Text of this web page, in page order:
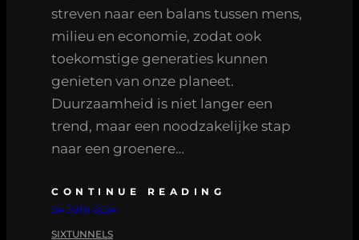
streven naar een balans tussen mens,
milieu en economie, zodat ook
toekomstige generaties kunnen
genieten van onze planeet.
Duurzaamheid is niet langer een
trend, maar een noodzakelijke stap
naar een groenere…
CONTINUE READING
04 JUNI 2024
SIXTUNNELS